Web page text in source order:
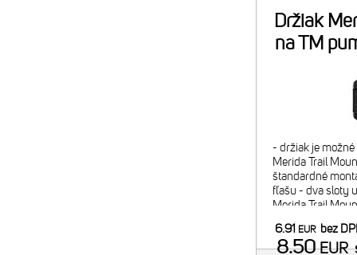
Držiak
na TM
- držiak je
Merida Trail
štandardné
fľašu - dva sloty
Merida Trail
minipumpy) -
6.91 EUR bez
8.50EUR